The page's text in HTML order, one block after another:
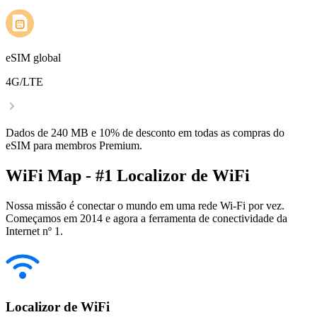
eSIM global
4G/LTE
Dados de 240 MB e 10% de desconto em todas as compras do
eSIM para membros Premium.
WiFi Map - #1 Localizor de WiFi
Nossa missão é conectar o mundo em uma rede Wi-Fi por vez.
Começamos em 2014 e agora a ferramenta de conectividade da
Internet nº 1.
Localizor de WiFi